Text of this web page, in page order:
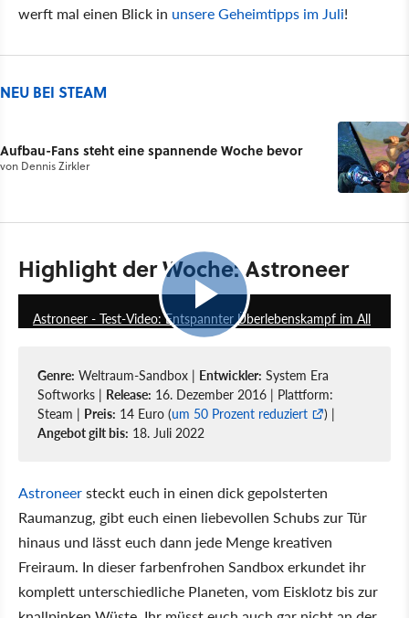
werft mal einen Blick in unsere Geheimtipps im Juli!
NEU BEI STEAM
Aufbau-Fans steht eine spannende Woche bevor
von Dennis Zirkler
Highlight der Woche: Astroneer
Astroneer - Test-Video: Entspannter Überlebenskampf im All
Genre: Weltraum-Sandbox | Entwickler: System Era
Softworks | Release: 16. Dezember 2016 | Plattform:
Steam | Preis: 14 Euro (um 50 Prozent reduziert
) |
Angebot gilt bis: 18. Juli 2022
Astroneersteckt euch in einen dick gepolsterten
Raumanzug, gibt euch einen liebevollen Schubs zur Tür
hinaus und lässt euch dann jede Menge kreativen
Freiraum. In dieser farbenfrohen Sandbox erkundet ihr
komplett unterschiedliche Planeten, vom Eisklotz bis zur